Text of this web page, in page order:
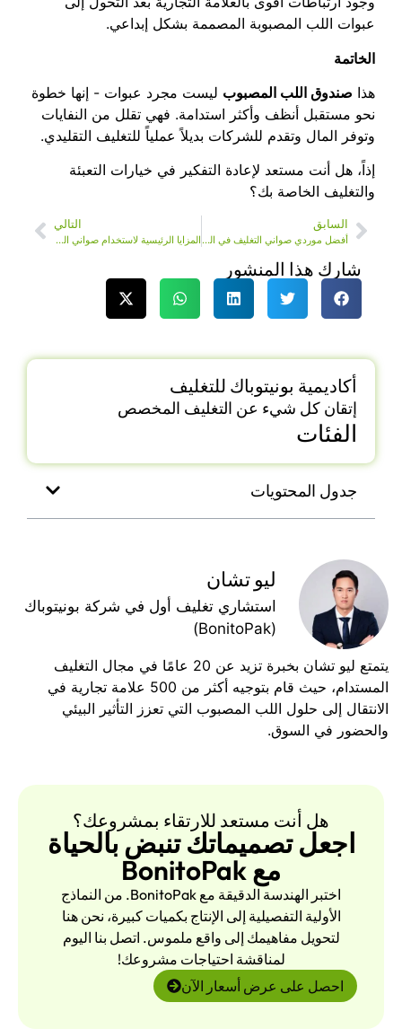
عبوات اللب المصبوبة المصممة بشكل إبداعي.
الخاتمة
هذا صندوق اللب المصبوب ليست مجرد عبوات - إنها خطوة
نحو مستقبل أنظف وأكثر استدامة. فهي تقلل من النفايات
وتوفر المال وتقدم للشركات بديلاً عملياً للتغليف التقليدي.
إذاً، هل أنت مستعد لإعادة التفكير في خيارات التعبئة
والتغليف الخاصة بك؟
السابق
أفضل موردي صواني التغليف في الصين: لماذا تتصدر بونيتوباك المجموعة
التالي
المزايا الرئيسية لاستخدام صواني اللب المقولب المضغوط الرطب للإلكترونيات
شارك هذا المنشور
أكاديمية بونيتوباك للتغليف
إتقان كل شيء عن التغليف المخصص
الفئات
جدول المحتويات
ليو تشان
استشاري تغليف أول في شركة بونيتوباك
(BonitoPak)
يتمتع ليو تشان بخبرة تزيد عن 20 عامًا في مجال التغليف
المستدام، حيث قام بتوجيه أكثر من 500 علامة تجارية في
الانتقال إلى حلول اللب المصبوب التي تعزز التأثير البيئي
والحضور في السوق.
هل أنت مستعد للارتقاء بمشروعك؟
اجعل تصميماتك تنبض بالحياة
مع BonitoPak
اختبر الهندسة الدقيقة مع BonitoPak. من النماذج
الأولية التفصيلية إلى الإنتاج بكميات كبيرة، نحن هنا
لتحويل مفاهيمك إلى واقع ملموس. اتصل بنا اليوم
لمناقشة احتياجات مشروعك!
احصل على عرض أسعار الآن